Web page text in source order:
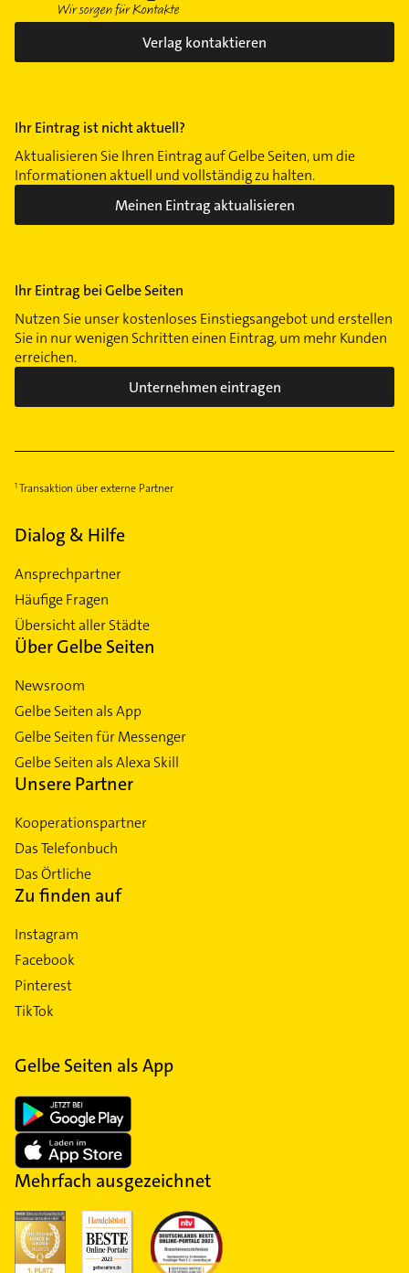
Verlag kontaktieren
Ihr Eintrag ist nicht aktuell?
Aktualisieren Sie Ihren Eintrag auf Gelbe Seiten, um die
Informationen aktuell und vollständig zu halten.
Meinen Eintrag aktualisieren
Ihr Eintrag bei Gelbe Seiten
Nutzen Sie unser kostenloses Einstiegsangebot und erstellen
Sie in nur wenigen Schritten einen Eintrag, um mehr Kunden
erreichen.
Unternehmen eintragen
Transaktion über externe Partner
Dialog & Hilfe
Ansprechpartner
Häufige Fragen
Übersicht aller Städte
Über Gelbe Seiten
Newsroom
Gelbe Seiten als App
Gelbe Seiten für Messenger
Gelbe Seiten als Alexa Skill
Unsere Partner
Kooperationspartner
Das Telefonbuch
Das Örtliche
Zu finden auf
Instagram
Facebook
Pinterest
TikTok
Gelbe Seiten als App
Mehrfach ausgezeichnet